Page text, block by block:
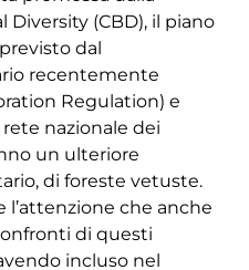
(CBD), il piano
dal
recentemente
Regulation) e
nazionale dei
un ulteriore
di foreste vetuste.
l’attenzione che anche
di questi
incluso nel